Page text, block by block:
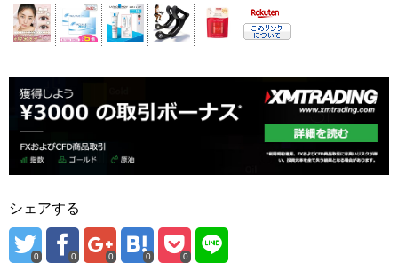
シェアする
0 0 0 0 0